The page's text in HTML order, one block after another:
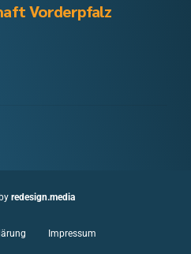
Vorderpfalz
redesign.media
Impressum